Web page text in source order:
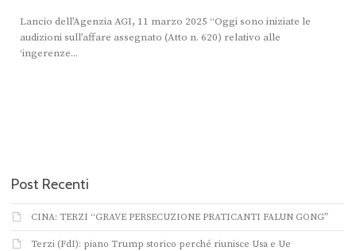
Lancio dell’Agenzia AGI, 11 marzo 2025 “Oggi sono iniziate le
audizioni sull’affare assegnato (Atto n. 620) relativo alle
‘ingerenze...
Post Recenti
CINA: TERZI “GRAVE PERSECUZIONE PRATICANTI FALUN GONG”
Terzi (FdI): piano Trump storico perché riunisce Usa e Ue